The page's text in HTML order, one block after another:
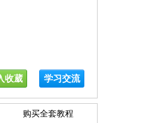
学习交流
收葳
购买全套教程